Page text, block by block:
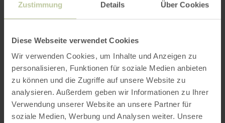
Zustimmung Details Über Cookies
Diese Webseite verwendet Cookies
Wir verwenden Cookies, um Inhalte und Anzeigen zu
personalisieren, Funktionen für soziale Medien anbieten
zu können und die Zugriffe auf unsere Website zu
analysieren. Außerdem geben wir Informationen zu Ihrer
Verwendung unserer Website an unsere Partner für
soziale Medien, Werbung und Analysen weiter. Unsere